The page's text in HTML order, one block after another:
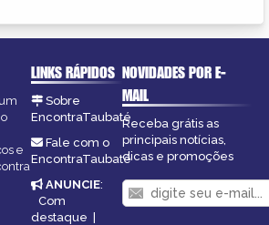
e
LINKS RÁPIDOS
Sobre
EncontraTaubaté
Fale com o
EncontraTaubaté
ANUNCIE:
Com
destaque |
NOVIDADES POR E-
MAIL
Receba grátis as
principais notícias,
dicas e promoções